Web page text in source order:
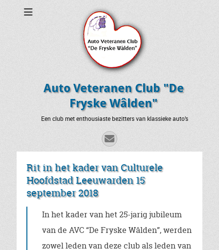
Auto Veteranen Club "De
Fryske Wâlden"
Een club met enthousiaste bezitters van klassieke auto’s
E-
mail
Rit in het kader van Culturele
Hoofdstad Leeuwarden 15
september 2018
In het kader van het 25-jarig jubileum
van de AVC “De Fryske Wâlden”, werden
zowel leden van deze club als leden van